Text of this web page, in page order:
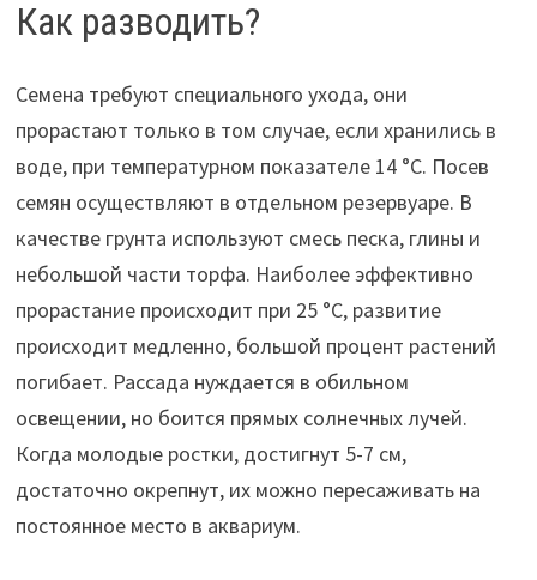
Как разводить?
Семена требуют специального ухода, они
прорастают только в том случае, если хранились в
воде, при температурном показателе 14 °С. Посев
семян осуществляют в отдельном резервуаре. В
качестве грунта используют смесь песка, глины и
небольшой части торфа. Наиболее эффективно
прорастание происходит при 25 °С, развитие
происходит медленно, большой процент растений
погибает. Рассада нуждается в обильном
освещении, но боится прямых солнечных лучей.
Когда молодые ростки, достигнут 5-7 см,
достаточно окрепнут, их можно пересаживать на
постоянное место в аквариум.